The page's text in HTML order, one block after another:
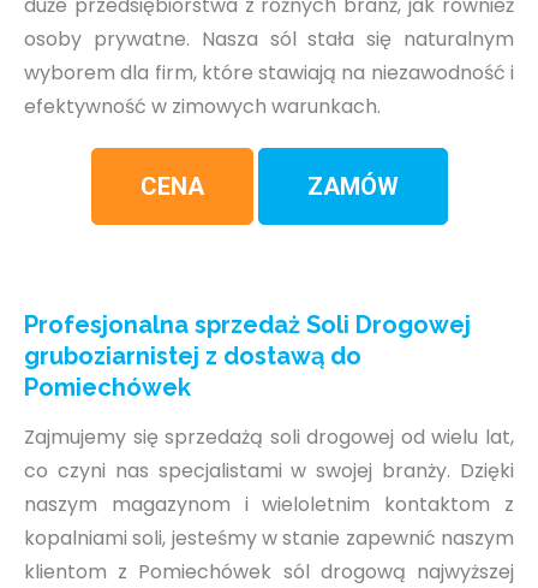
duże przedsiębiorstwa z różnych branż, jak również
osoby prywatne. Nasza sól stała się naturalnym
wyborem dla firm, które stawiają na niezawodność i
efektywność w zimowych warunkach.
CENA ZAMÓW
Profesjonalna sprzedaż Soli Drogowej
gruboziarnistej z dostawą do
Pomiechówek
Zajmujemy się sprzedażą soli drogowej od wielu lat,
co czyni nas specjalistami w swojej branży. Dzięki
naszym magazynom i wieloletnim kontaktom z
kopalniami soli, jesteśmy w stanie zapewnić naszym
klientom z Pomiechówek sól drogową najwyższej